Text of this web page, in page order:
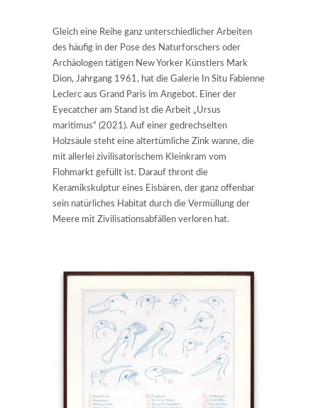
Gleich eine Reihe ganz unterschiedlicher Arbeiten
des häufig in der Pose des Naturforschers oder
Archäologen tätigen New Yorker Künstlers Mark
Dion, Jahrgang 1961, hat die Galerie In Situ Fabienne
Leclerc aus Grand Paris im Angebot. Einer der
Eyecatcher am Stand ist die Arbeit „Ursus
maritimus“ (2021). Auf einer gedrechselten
Holzsäule steht eine altertümliche Zink wanne, die
mit allerlei zivilisatorischem Kleinkram vom
Flohmarkt gefüllt ist. Darauf thront die
Keramikskulptur eines Eisbären, der ganz offenbar
sein natürliches Habitat durch die Vermüllung der
Meere mit Zivilisationsabfällen verloren hat.